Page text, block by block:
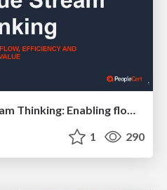
DevOps and Value Stream Thinking: Enabling flow, efficiency and business value
1 290